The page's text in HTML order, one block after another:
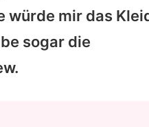
würde mir das
sogar die